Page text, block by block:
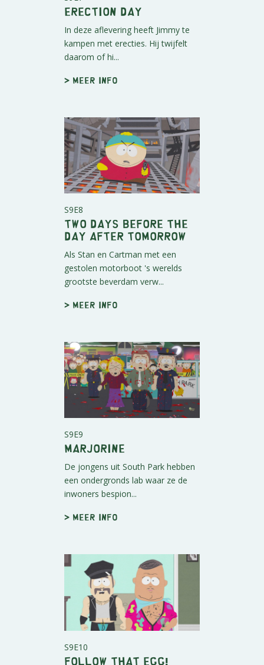
Erection Day
In deze aflevering heeft Jimmy te
kampen met erecties. Hij twijfelt
daarom of hi...
> Meer info
S9E8
Two Days Before the
Day After Tomorrow
Als Stan en Cartman met een
gestolen motorboot 's werelds
grootste beverdam verw...
> Meer info
S9E9
Marjorine
De jongens uit South Park hebben
een ondergronds lab waar ze de
inwoners bespion...
> Meer info
S9E10
Follow that Egg!